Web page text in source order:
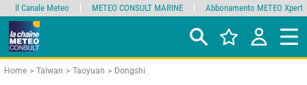
Home Taïwan Taoyuan Dongshi
Il Canale Meteo METEO CONSULT MARINE Abbonamento METEO Xpert